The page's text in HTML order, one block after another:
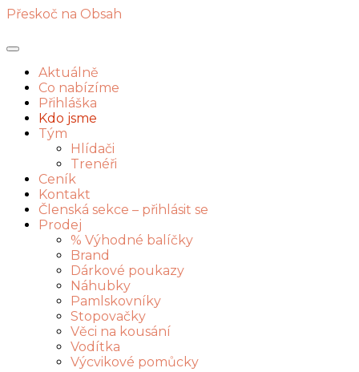
Přeskoč na Obsah
Aktuálně
Co nabízíme
Přihláška
Kdo jsme
Tým
Hlídači
Trenéři
Ceník
Kontakt
Členská sekce – přihlásit se
Prodej
% Výhodné balíčky
Brand
Dárkové poukazy
Náhubky
Pamlskovníky
Stopovačky
Věci na kousání
Vodítka
Výcvikové pomůcky